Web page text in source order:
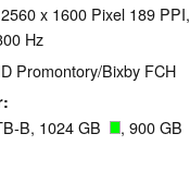
x 1600 Pixel 189 PPI,
Hz
Promontory/Bixby FCH
B, 1024 GB
, 900 GB